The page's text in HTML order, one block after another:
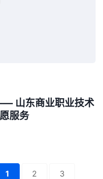
山东商业职业技术
服务
1 2 3